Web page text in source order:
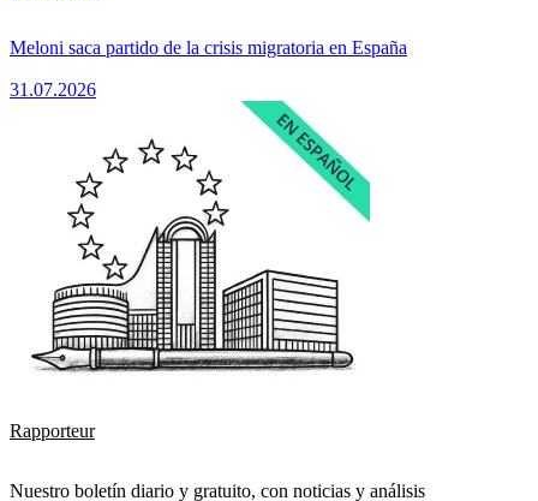
Meloni saca partido de la crisis migratoria en España
31.07.2026
Rapporteur
Nuestro boletín diario y gratuito, con noticias y análisis